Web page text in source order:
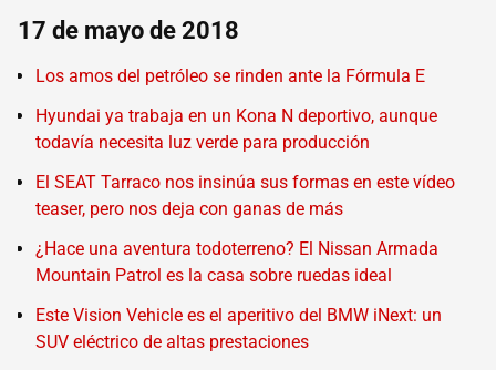
17 de mayo de 2018
Los amos del petróleo se rinden ante la Fórmula E
Hyundai ya trabaja en un Kona N deportivo, aunque
todavía necesita luz verde para producción
El SEAT Tarraco nos insinúa sus formas en este vídeo
teaser, pero nos deja con ganas de más
¿Hace una aventura todoterreno? El Nissan Armada
Mountain Patrol es la casa sobre ruedas ideal
Este Vision Vehicle es el aperitivo del BMW iNext: un
SUV eléctrico de altas prestaciones